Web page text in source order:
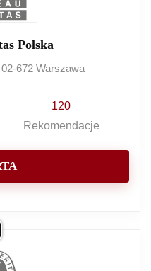
Polska
672 Warszawa
120
Rekomendacje